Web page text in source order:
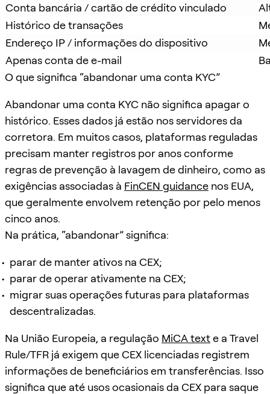
Conta bancária / cartão de crédito vinculado
Histórico de transações
Endereço IP / informações do dispositivo
Apenas conta de e-mail
O que significa “abandonar uma conta KYC”
Abandonar uma conta KYC não significa apagar o
histórico. Esses dados já estão nos servidores da
corretora. Em muitos casos, plataformas reguladas
precisam manter registros por anos conforme
regras de prevenção à lavagem de dinheiro, como as
exigências associadas à FinCEN guidance nos EUA,
que geralmente envolvem retenção por pelo menos
cinco anos.
Na prática, “abandonar” significa:
parar de manter ativos na CEX;
parar de operar ativamente na CEX;
migrar suas operações futuras para plataformas
descentralizadas.
Na União Europeia, a regulação MiCA texte a Travel
Rule/TFR já exigem que CEX licenciadas registrem
informações de beneficiários em transferências. Isso
significa que até usos ocasionais da CEX para saque